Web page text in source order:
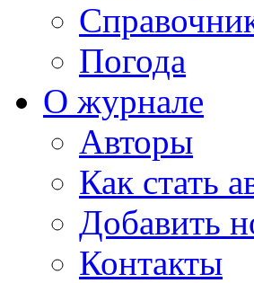
Погода
О журнале
Авторы
Как стать
Добавить
Контакты